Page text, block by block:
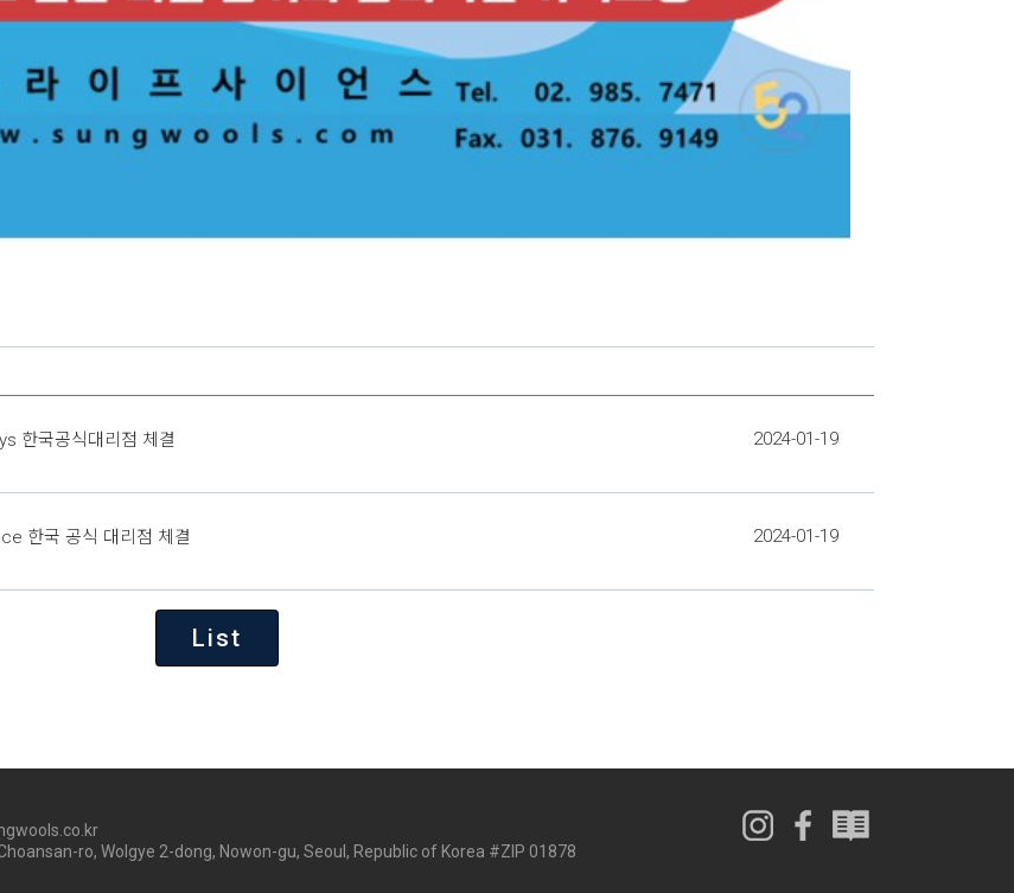
한국공식대리점 체결 2024-01-19
한국 공식 대리점 체결 2024-01-19
List
ro, Wolgye 2-dong, Nowon-gu, Seoul, Republic of Korea #ZIP 01878